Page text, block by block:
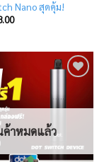
Nano สุดคุ้ม!
wishlist
ค้าหมดแล้ว